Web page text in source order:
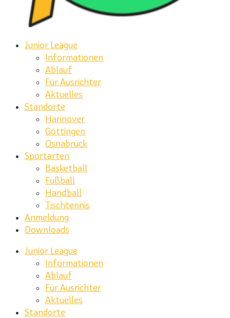
Junior League
Informationen
Ablauf
Für Ausrichter
Aktuelles
Standorte
Hannover
Göttingen
Osnabrück
Sportarten
Basketball
Fußball
Handball
Tischtennis
Anmeldung
Downloads
Junior League
Informationen
Ablauf
Für Ausrichter
Aktuelles
Standorte